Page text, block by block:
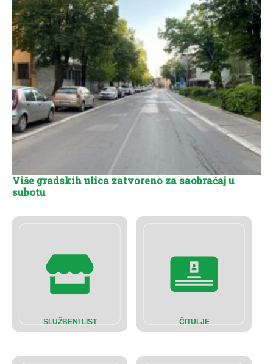
SLUŽBENI LIST ČITULJE
Više gradskih ulica zatvoreno za saobraćaj u
subotu